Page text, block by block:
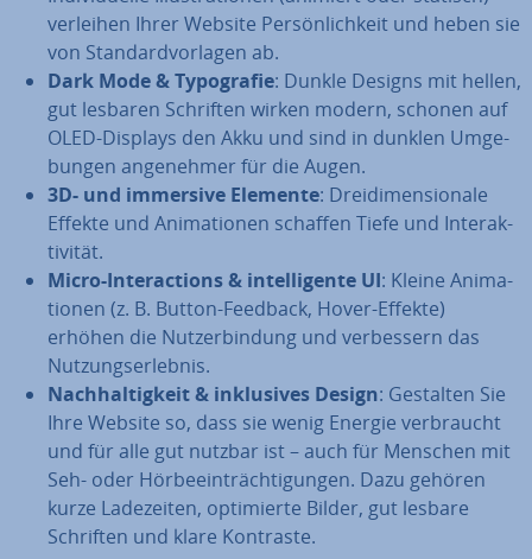
verleihen Ihrer Website Per­sön­lich­keit und heben sie
von Stan­dard­vor­la­gen ab.
Dark Mode & Ty­po­gra­fie: Dunkle Designs mit hellen,
gut lesbaren Schriften wirken modern, schonen auf
OLED-Displays den Akku und sind in dunklen Um­ge­
bun­gen an­ge­neh­mer für die Augen.
3D- und immersive Elemente: Drei­di­men­sio­na­le
Effekte und Ani­ma­tio­nen schaffen Tiefe und In­ter­ak­
ti­vi­tät.
Micro-In­ter­ac­tions & in­tel­li­gen­te UI: Kleine Ani­ma­
tio­nen (z. B. Button-Feedback, Hover-Effekte)
erhöhen die Nutz­er­bin­dung und ver­bes­sern das
Nut­zungs­er­leb­nis.
Nach­hal­tig­keit & in­klu­si­ves Design: Gestalten Sie
Ihre Website so, dass sie wenig Energie ver­braucht
und für alle gut nutzbar ist – auch für Menschen mit
Seh- oder Hör­be­ein­träch­ti­gun­gen. Dazu gehören
kurze La­de­zei­ten, op­ti­mier­te Bilder, gut lesbare
Schriften und klare Kontraste.